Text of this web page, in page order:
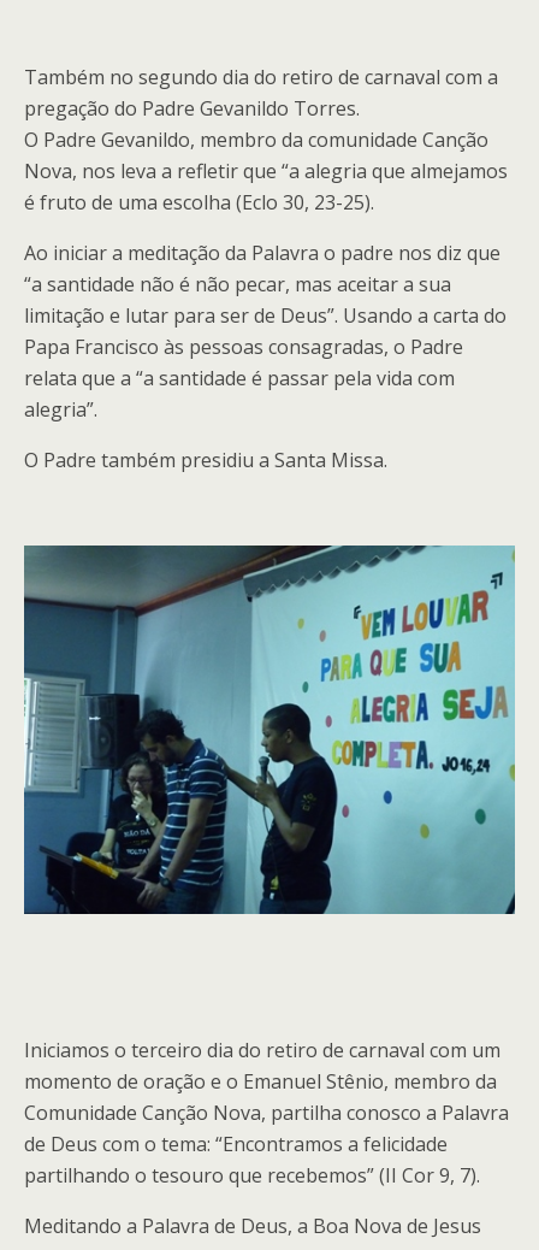
Também no segundo dia do retiro de carnaval com a
pregação do Padre Gevanildo Torres.
O Padre Gevanildo, membro da comunidade Canção
Nova, nos leva a refletir que “a alegria que almejamos
é fruto de uma escolha (Eclo 30, 23-25).
Ao iniciar a meditação da Palavra o padre nos diz que
“a santidade não é não pecar, mas aceitar a sua
limitação e lutar para ser de Deus”. Usando a carta do
Papa Francisco às pessoas consagradas, o Padre
relata que a “a santidade é passar pela vida com
alegria”.
O Padre também presidiu a Santa Missa.
Iniciamos o terceiro dia do retiro de carnaval com um
momento de oração e o Emanuel Stênio, membro da
Comunidade Canção Nova, partilha conosco a Palavra
de Deus com o tema: “Encontramos a felicidade
partilhando o tesouro que recebemos” (II Cor 9, 7).
Meditando a Palavra de Deus, a Boa Nova de Jesus